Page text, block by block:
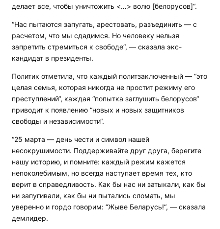
делает все, чтобы уничтожить <…> волю [белорусов]“.
“Нас пытаются запугать, арестовать, разъединить — с
расчетом, что мы сдадимся. Но человеку нельзя
запретить стремиться к свободе“, — сказала экс-
кандидат в президенты.
Политик отметила, что каждый политзаключенный — “это
целая семья, которая никогда не простит режиму его
преступлений“, каждая “попытка заглушить белорусов“
приводит к появлению “новых и новых защитников
свободы и независимости“.
“25 марта — день чести и символ нашей
несокрушимости. Поддерживайте друг друга, берегите
нашу историю, и помните: каждый режим кажется
непоколебимым, но всегда наступает время тех, кто
верит в справедливость. Как бы нас ни затыкали, как бы
ни запугивали, как бы ни пытались сломать, мы
уверенно и гордо говорим: “Жыве Беларусь!“, — сказала
демлидер.